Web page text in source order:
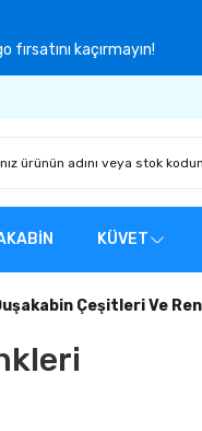
kaçırmayın!
KÜVET
Çeşitleri Ve